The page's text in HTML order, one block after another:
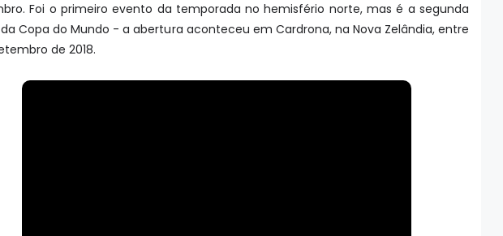
Foi o primeiro evento da temporada no hemisfério norte, mas é a segunda
Copa do Mundo - a abertura aconteceu em Cardrona, na Nova Zelândia, entre
de 2018.